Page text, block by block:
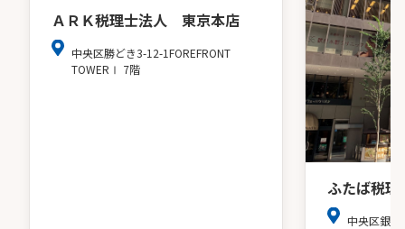
ＡＲＫ税理士法人 東京本店
中央区勝どき3-12-1FOREFRONT
TOWERⅠ 7階
ふたば税
中央区銀